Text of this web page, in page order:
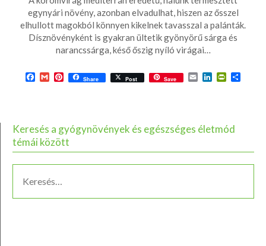
2016-
04-
18
egynyári növény, azonban elvadulhat, hiszen az ősszel
elhullott magokból könnyen kikelnek tavasszal a palánták.
Dísznövényként is gyakran ültetik gyönyörű sárga és
narancssárga, késő őszig nyíló virágai…
Facebook
GmailPinterest
Share Post Save EmailLinkedIn
Keresés a gyógynövények és egészséges életmód
témái között